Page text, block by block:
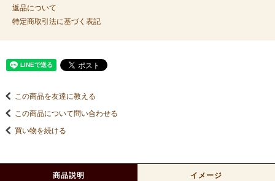
返品について
特定商取引法に基づく表記
この商品を友達に教える
この商品について問い合わせる
買い物を続ける
商品説明 イメージ